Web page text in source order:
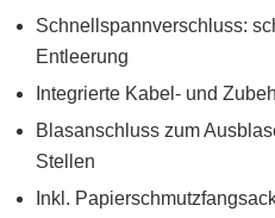
Schnellspannverschluss:
Entleerung
Integrierte Kabel- und
Blasanschluss zum
Stellen
Inkl.